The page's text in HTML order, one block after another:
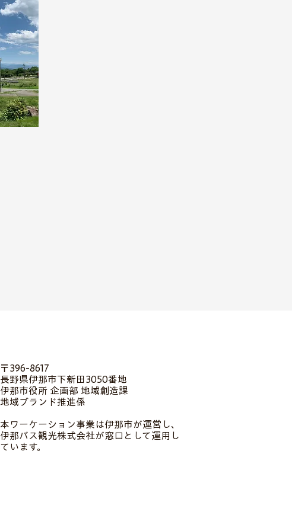
〒396-8617
長野県伊那市下新田3050番地
伊那市役所 企画部 地域創造課
地域ブランド推進係
本ワーケーション事業は伊那市が運営し、
伊那バス観光株式会社が窓口として運用し
ています。